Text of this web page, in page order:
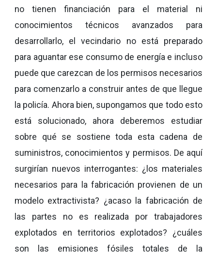
no tienen financiación para el material ni
conocimientos técnicos avanzados para
desarrollarlo, el vecindario no está preparado
para aguantar ese consumo de energía e incluso
puede que carezcan de los permisos necesarios
para comenzarlo a construir antes de que llegue
la policía. Ahora bien, supongamos que todo esto
está solucionado, ahora deberemos estudiar
sobre qué se sostiene toda esta cadena de
suministros, conocimientos y permisos. De aquí
surgirían nuevos interrogantes: ¿los materiales
necesarios para la fabricación provienen de un
modelo extractivista? ¿acaso la fabricación de
las partes no es realizada por trabajadores
explotados en territorios explotados? ¿cuáles
son las emisiones fósiles totales de la